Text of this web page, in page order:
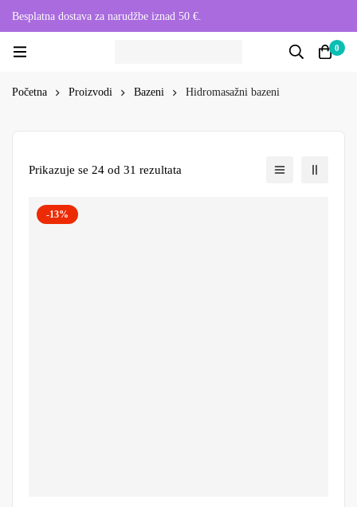
Besplatna dostava za narudžbe iznad 50 €.
0
Početna Proizvodi Bazeni Hidromasažni bazeni
Prikazuje se 24 od 31 rezultata
-13%